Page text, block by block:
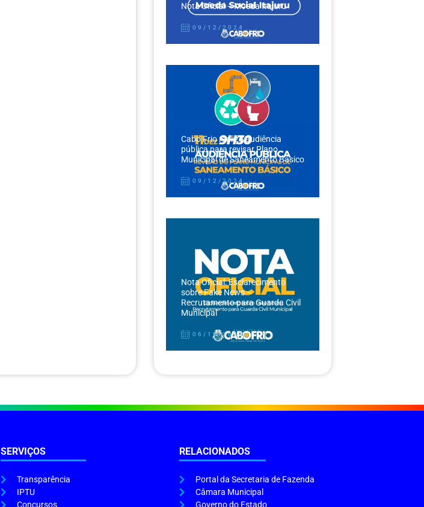
Nota Oficial – Moeda Itajuru
09/12/2024
Cabo Frio realiza audiência
pública para revisar Plano
Municipal de Saneamento Básico
09/12/2024
Nota Oficial: Esclarecimento
sobre Fake News –
Recrutamento para Guarda Civil
Municipal
06/12/2024
SERVIÇOS
Transparência
IPTU
Concursos
RELACIONADOS
Portal da Secretaria de Fazenda
Câmara Municipal
Governo do Estado